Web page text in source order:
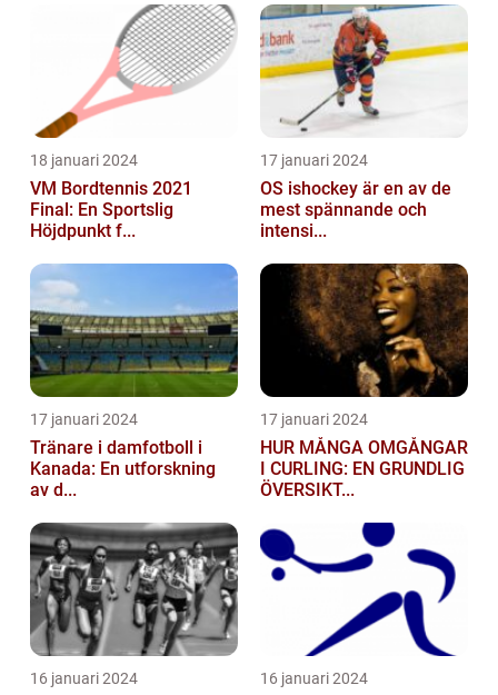
18 januari 2024
VM Bordtennis 2021
Final: En Sportslig
Höjdpunkt f...
17 januari 2024
OS ishockey är en av de
mest spännande och
intensi...
17 januari 2024
Tränare i damfotboll i
Kanada: En utforskning
av d...
17 januari 2024
HUR MÅNGA OMGÅNGAR
I CURLING: EN GRUNDLIG
ÖVERSIKT...
16 januari 2024 16 januari 2024